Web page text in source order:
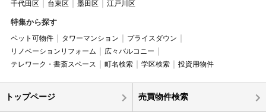
千代田区
台東区 墨田区 江戸川区
特集から探す
ペット可物件 タワーマンション
プライスダウン
リノベーションリフォーム
広々バルコニー
テレワーク・書斎スペース
町名検索 学区検索 投資用物件
トップページ 売買物件検索